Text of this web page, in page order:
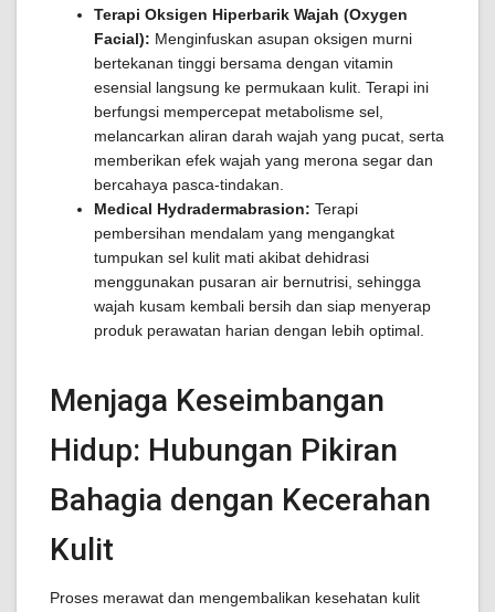
Terapi Oksigen Hiperbarik Wajah (Oxygen
Facial): Menginfuskan asupan oksigen murni
bertekanan tinggi bersama dengan vitamin
esensial langsung ke permukaan kulit. Terapi ini
berfungsi mempercepat metabolisme sel,
melancarkan aliran darah wajah yang pucat, serta
memberikan efek wajah yang merona segar dan
bercahaya pasca-tindakan.
Medical Hydradermabrasion: Terapi
pembersihan mendalam yang mengangkat
tumpukan sel kulit mati akibat dehidrasi
menggunakan pusaran air bernutrisi, sehingga
wajah kusam kembali bersih dan siap menyerap
produk perawatan harian dengan lebih optimal.
Menjaga Keseimbangan
Hidup: Hubungan Pikiran
Bahagia dengan Kecerahan
Kulit
Proses merawat dan mengembalikan kesehatan kulit